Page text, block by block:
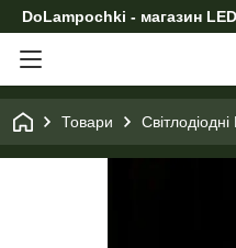
DoLampochki - магазин
Товари